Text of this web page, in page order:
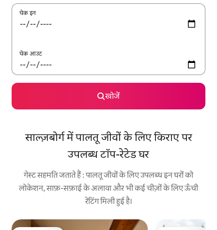
चेक इन
चेक आउट
खोजें
साल्ज़बोर्ग में पालतू जीवों के लिए किराए पर
उपलब्ध टॉप-रेटेड घर
गेस्ट सहमति जताते हैं : पालतू जीवों के लिए उपलब्ध इन घरों को
लोकेशन, साफ़-सफ़ाई के अलावा और भी कई चीज़ों के लिए ऊँची
रेटिंग मिली हुई है।